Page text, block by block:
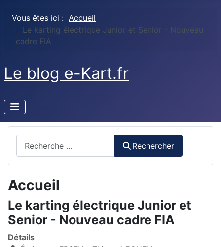
Vous êtes ici : Accueil
Le karting électrique Junior et Senior - Nouveau
cadre FIA
Le blog e-Kart.fr
Rechercher
Accueil
Le karting électrique Junior et
Senior - Nouveau cadre FIA
Détails